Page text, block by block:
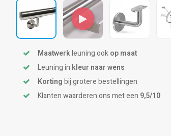
Maatwerkleuning ookop maat
Leuning in kleur naar wens
Kortingbij grotere bestellingen
Klanten waarderen ons met een 9,5/10